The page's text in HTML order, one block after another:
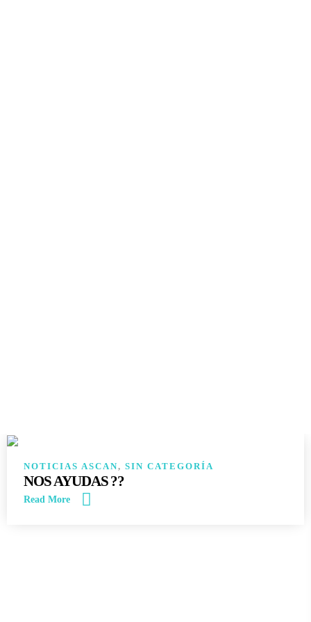
NOTICIAS ASCAN, SIN CATEGORÍA
NOS AYUDAS ??
Read More